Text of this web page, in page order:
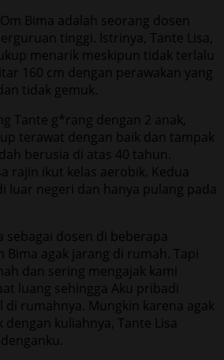
Bima adalah seorang dosen
tinggi. Istrinya, Tante Lisa,
menarik meskipun tidak terlalu
160 cm dengan perawakan yang
tidak gemuk.
Tante g*rang dengan 2 anak,
terawat dengan baik dan tampak
berusia di atas 40 tahun.
rajin ikut kelas aerobik. Kedua
luar negeri dan hanya pulang pada
sebagai dosen di beberapa
agak jarang di rumah. Tapi
dan sering mengajak kami
luang sehingga Aku pribadi
di rumahnya. Mungkin karena agak
kuliahnya, Tante Lisa